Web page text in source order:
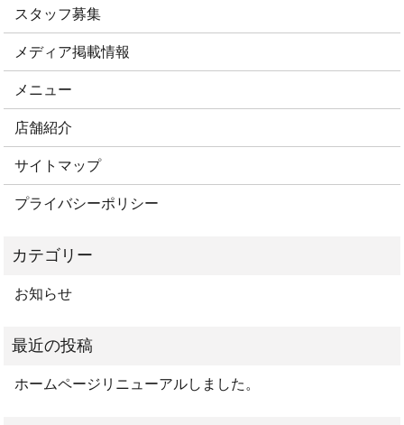
スタッフ募集
メディア掲載情報
メニュー
店舗紹介
サイトマップ
プライバシーポリシー
お知らせ
ホームページリニューアルしました。